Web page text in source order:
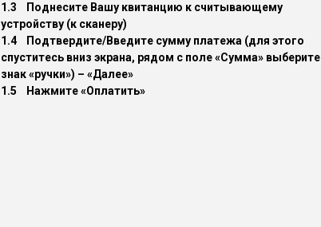
1.3 Поднесите Вашу квитанцию к считывающему
устройству (к сканеру)
1.4 Подтвердите/Введите сумму платежа (для этого
спуститесь вниз экрана, рядом с поле «Сумма» выберите
знак «ручки») – «Далее»
1.5 Нажмите «Оплатить»